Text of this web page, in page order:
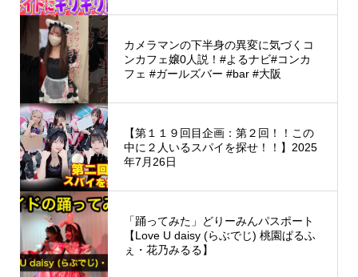
カメラマンの下半身の異変に気づくコ
ンカフェ嬢0人説！#よるナビ#コンカ
フェ #ガールズバー #bar #大阪
【第１１９回目企画：第２回！！この
中に２人いるスパイを探せ！！】2025
年7月26日
「踊ってみた」どりーみんパスポート
【Love U daisy (らぶでじ) 桃園ぱるふ
ぇ・花乃みるる】